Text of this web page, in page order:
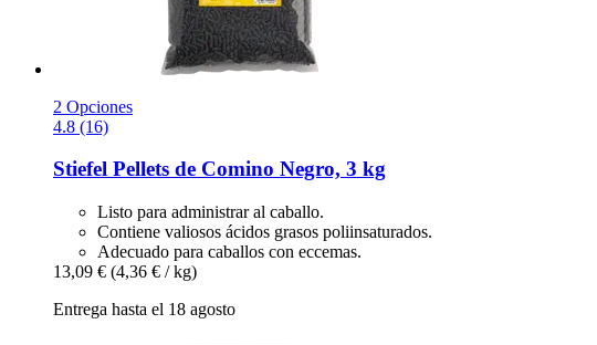
2 Opciones
4.8 (16)
Stiefel Pellets de Comino Negro, 3 kg
Listo para administrar al caballo.
Contiene valiosos ácidos grasos poliinsaturados.
Adecuado para caballos con eccemas.
13,09 € (4,36 € / kg)
Entrega hasta el 18 agosto